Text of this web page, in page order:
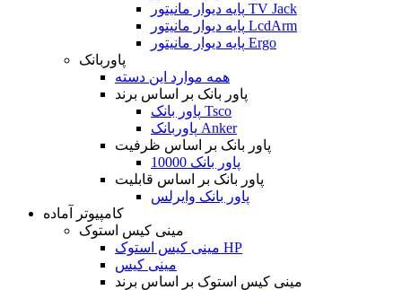
پایه دیوار مانیتور TV Jack
پایه دیوار مانیتور LcdArm
پایه دیوار مانیتور Ergo
پاوربانک
همه موارد این دسته
پاور بانک بر اساس برند
پاور بانک Tsco
پاوربانک Anker
پاور بانک بر اساس ظرفیت
پاور بانک 10000
پاور بانک بر اساس قابلیت
پاور بانک وایرلس
کامپیوتر آماده
مینی کیس استوک
مینی کیس استوک HP
مینی کیس
مینی کیس استوک بر اساس برند